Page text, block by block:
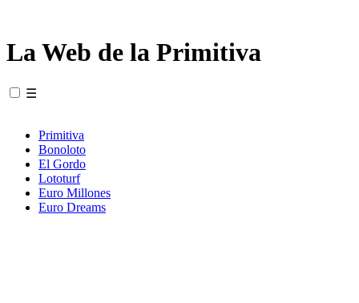
La Web de la Primitiva
☰
Primitiva
Bonoloto
El Gordo
Lototurf
Euro Millones
Euro Dreams